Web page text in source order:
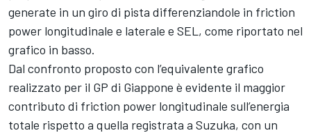
generate in un giro di pista differenziandole in friction
power longitudinale e laterale e SEL, come riportato nel
grafico in basso.
Dal confronto proposto con l’equivalente grafico
realizzato per il GP di Giappone è evidente il maggior
contributo di friction power longitudinale sull’energia
totale rispetto a quella registrata a Suzuka, con un